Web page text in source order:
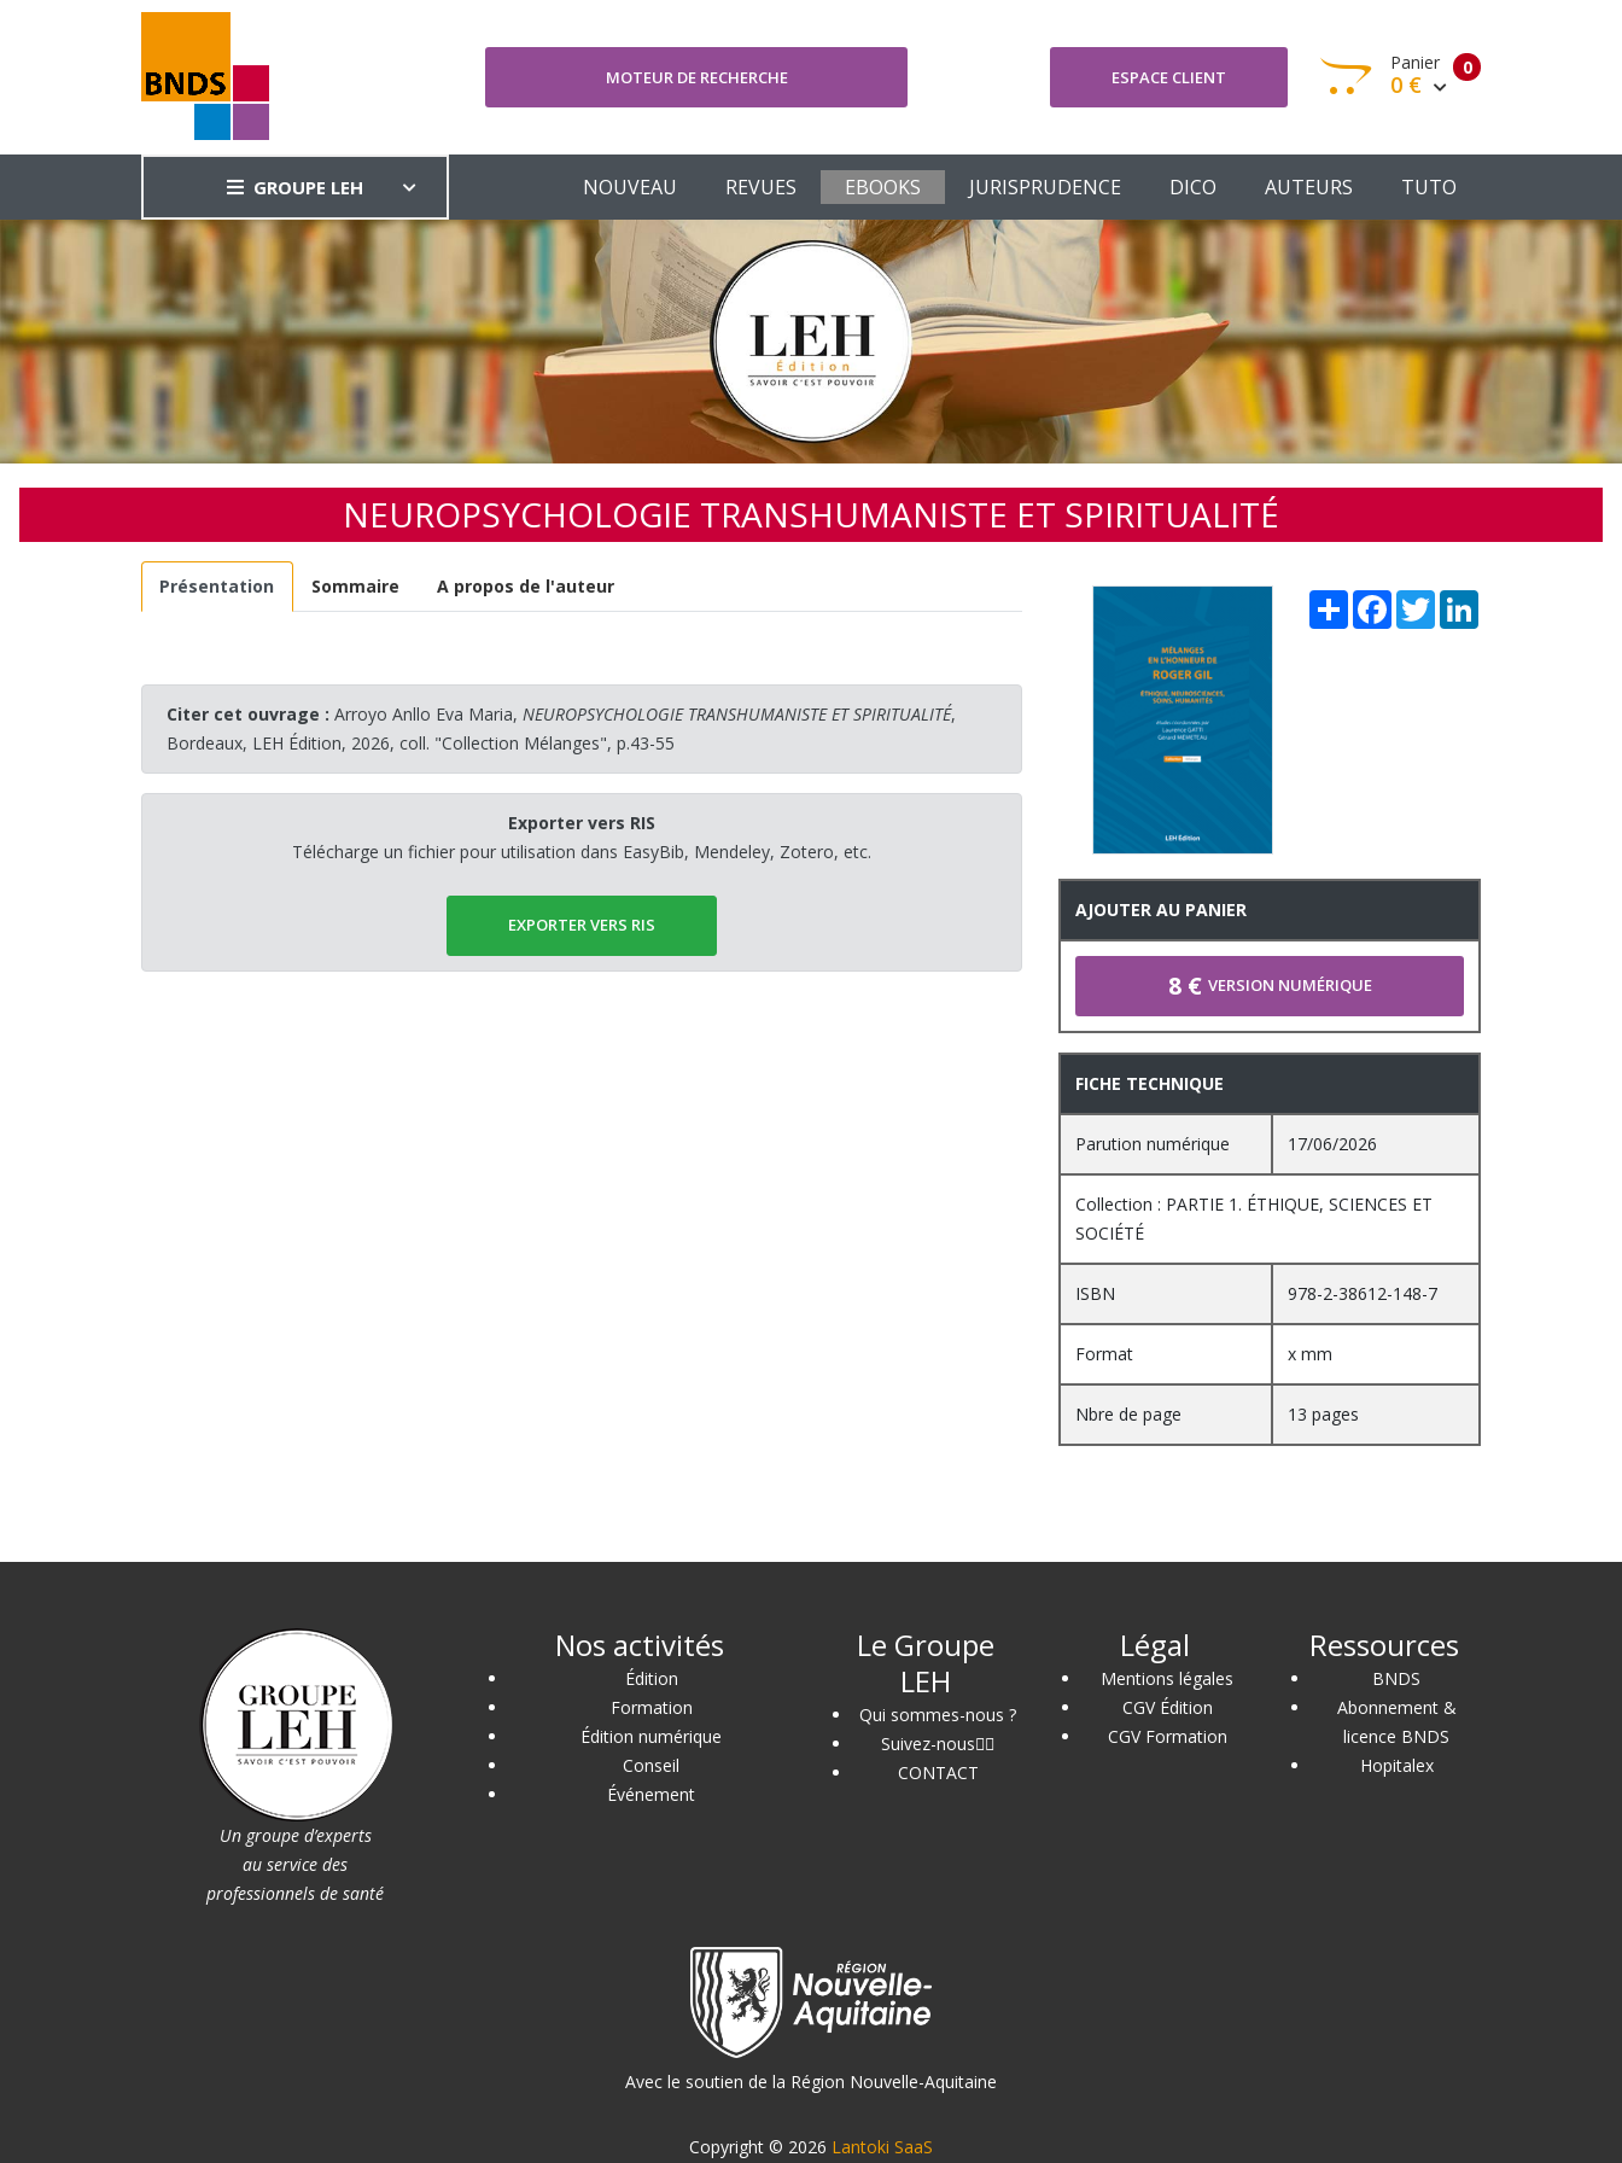
MOTEUR DE RECHERCHE ESPACE CLIENT 0
Panier
0 €
Votre panier est vide
Votre Panier Commander
GROUPE LEH NOUVEAU REVUES EBOOKS JURISPRUDENCE DICO AUTEURS TUTO
NEUROPSYCHOLOGIE TRANSHUMANISTE ET SPIRITUALITÉ
Présentation Sommaire A propos de l'auteur
Citer cet ouvrage : Arroyo Anllo Eva Maria, NEUROPSYCHOLOGIE TRANSHUMANISTE ET SPIRITUALITÉ,
Bordeaux, LEH Édition, 2026, coll. "Collection Mélanges", p.43-55
Exporter vers RIS
Télécharge un fichier pour utilisation dans EasyBib, Mendeley, Zotero, etc.
EXPORTER VERS RIS
Share FacebookTwitter
AJOUTER AU PANIER
8 € VERSION NUMÉRIQUE
FICHE TECHNIQUE
Parution numérique 17/06/2026
Collection : PARTIE 1. ÉTHIQUE, SCIENCES ET
SOCIÉTÉ
ISBN 978-2-38612-148-7
Format x mm
Nbre de page 13 pages
Un groupe d’experts
au service des
professionnels de santé
Nos activités
Édition
Formation
Édition numérique
Conseil
Événement
Le Groupe
LEH
Qui sommes-nous ?
Suivez-nous
CONTACT
Légal
Mentions légales
CGV Édition
CGV Formation
Ressources
BNDS
Abonnement &
licence BNDS
Hopitalex
Avec le soutien de la Région Nouvelle-Aquitaine
Copyright © 2026 Lantoki SaaS